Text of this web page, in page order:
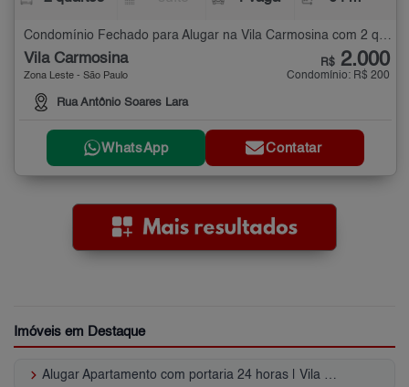
Condomínio Fechado para Alugar na Vila Carmosina com 2 quartos - 64 m²
Vila Carmosina
Zona Leste - São Paulo
Rua Antônio Soares Lara
R$ 2.000
Condomínio: R$ 200
WhatsApp Contatar
Imóveis em Destaque
keyboard_arrow_right Alugar Apartamento com portaria 24 horas | Vila Carmosina